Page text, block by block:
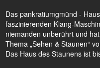
Das pankratiumgmünd -
faszinierenden Klang-
niemanden unberührt und
Thema „Sehen & Staunen“
Das Haus des Staunens ist